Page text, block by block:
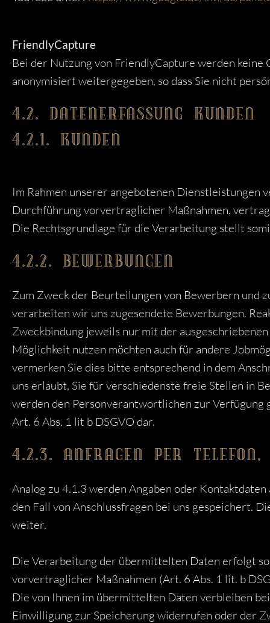
FriendlyCapture
Bei der Nutzung von FriendlyCapture werden keine
anonymisiert weitergegeben, so dass Sie nicht
4.2. DATENERFASSUNG KUNDEN
4.2.1. KUNDEN
Im Rahmen unserer angebotenen
Durchführung vorvertraglicher Maßnahmen,
Die Rechtsgrundlage für die Verarbeitung stellt
4.2.2. BEWERBUNGEN
Zum Zweck der Beurteilungen von Bewerbern und
verarbeiten wir uns zugesendete Bewerbungen.
Zweckbindung jeweils nur mit der
Möglichkeit nutzen möchten auch für andere
vermerken Sie dies bitte entsprechend in dem
uns erlaubt, Sie für verschiedenste freie Stellen in
werden den Personverantwortlichen zur
Art. 6 Abs. 1 lit b DSGVO dar.
4.2.3. ANFRAGEN PER
Analog zu 4.1.3 werden Angaben oder
den Fall von Anschlussfragen bei uns gespeichert.
weiter.
Die Verarbeitung der übermittelten Daten erfolgt
vorvertraglicher Maßnahmen (Art. 6 Abs. 1 lit. b
Die von Ihnen im übermittelten Daten verbleiben
Einwilligung zur Speicherung widerrufen oder der